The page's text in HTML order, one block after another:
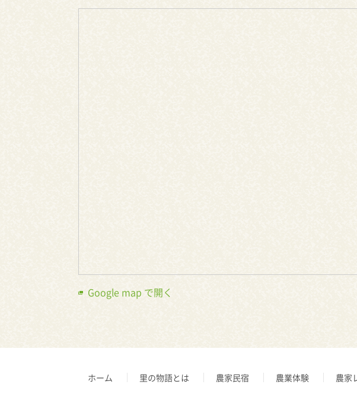
Google map で開く
ホーム 里の物語とは 農家民宿 農業体験 農家